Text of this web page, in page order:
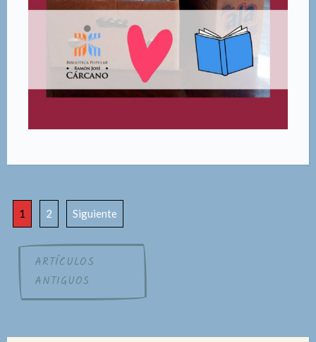
1 2 Siguiente
Navegación
de
ARTÍCULOS
ANTIGUOS